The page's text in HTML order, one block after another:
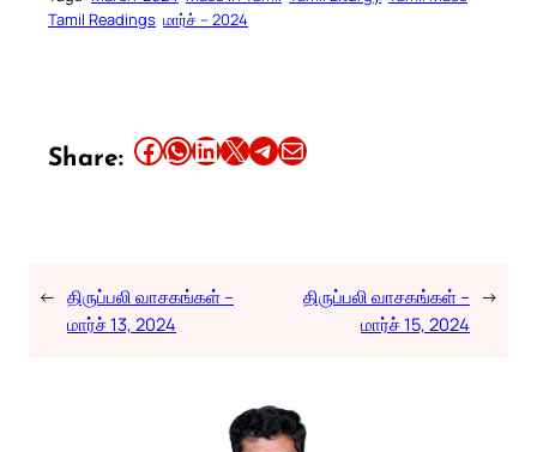
Tamil Readings மார்ச் – 2024
Share: Share this article on Facebook Share this article on WhatsApp Share this article on LinkedIn Share this article on X Share this article on TelegramEmail this Article
← திருப்பலி வாசகங்கள் –
மார்ச் 13, 2024
திருப்பலி வாசகங்கள் –
மார்ச் 15, 2024
→